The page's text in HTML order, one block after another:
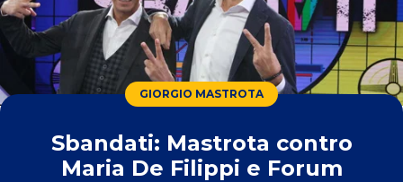
GIORGIO MASTROTA
Sbandati: Mastrota contro
Maria De Filippi e Forum